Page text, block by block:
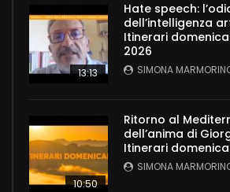
13:13
Hate speech:
dell’intelligenza
Itinerari
2026
SIMONA
10:50
Ritorno al
dell’anima di
Itinerari
SIMONA